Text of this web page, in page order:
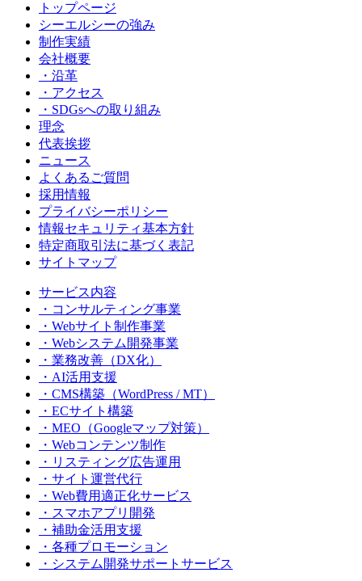
トップページ
シーエルシーの強み
制作実績
会社概要
・沿革
・アクセス
・SDGsへの取り組み
理念
代表挨拶
ニュース
よくあるご質問
採用情報
プライバシーポリシー
情報セキュリティ基本方針
特定商取引法に基づく表記
サイトマップ
サービス内容
・コンサルティング事業
・Webサイト制作事業
・Webシステム開発事業
・業務改善（DX化）
・AI活用支援
・CMS構築（WordPress / MT）
・ECサイト構築
・MEO（Googleマップ対策）
・Webコンテンツ制作
・リスティング広告運用
・サイト運営代行
・Web費用適正化サービス
・スマホアプリ開発
・補助金活用支援
・各種プロモーション
・システム開発サポートサービス